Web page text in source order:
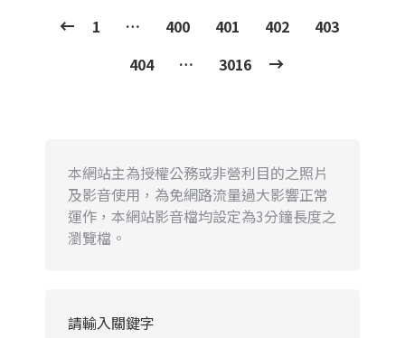
1 … 400 401 402
403
404
… 3016
本網站主為授權公務或非營利目的之照片
及影音使用，為免網路流量過大影響正常
運作，本網站影音檔均設定為3分鐘長度之
瀏覽檔。
請輸入關鍵字